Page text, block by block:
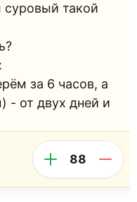
суровый такой
за 6 часов, а
- от двух дней и
88